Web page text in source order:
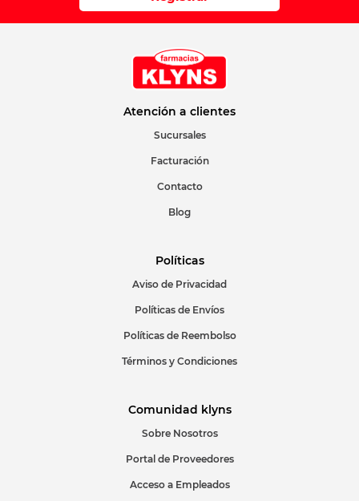
Correo electrónico
ENVIAR COMENTARIO
Atención a clientes
Sucursales
Facturación
Contacto
Blog
Políticas
Aviso de Privacidad
Políticas de Envíos
Políticas de Reembolso
Términos y Condiciones
Comunidad klyns
Sobre Nosotros
Portal de Proveedores
Acceso a Empleados